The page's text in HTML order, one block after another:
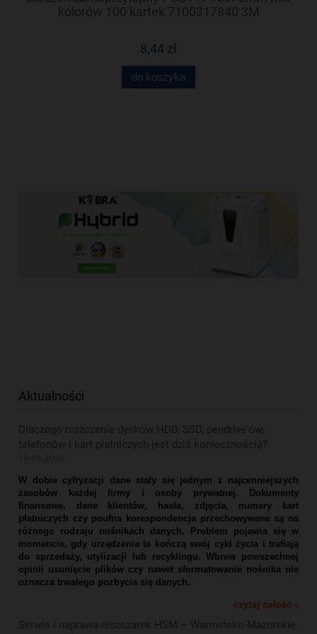
kolorów 100 kartek 7100317840 3M
8,44 zł
do koszyka
Aktualności
Dlaczego niszczenie dysków HDD, SSD, pendrive'ów,
telefonów i kart płatniczych jest dziś koniecznością?
W dobie cyfryzacji dane stały się jednym z najcenniejszych
zasobów każdej firmy i osoby prywatnej. Dokumenty
finansowe, dane klientów, hasła, zdjęcia, numery kart
płatniczych czy poufna korespondencja przechowywane są na
różnego rodzaju nośnikach danych. Problem pojawia się w
momencie, gdy urządzenia te kończą swój cykl życia i trafiają
do sprzedaży, utylizacji lub recyklingu. Wbrew powszechnej
opinii usunięcie plików czy nawet sformatowanie nośnika nie
oznacza trwałego pozbycia się danych.
czytaj całość »
Serwis i naprawa niszczarek HSM – Warmińsko-Mazurskie